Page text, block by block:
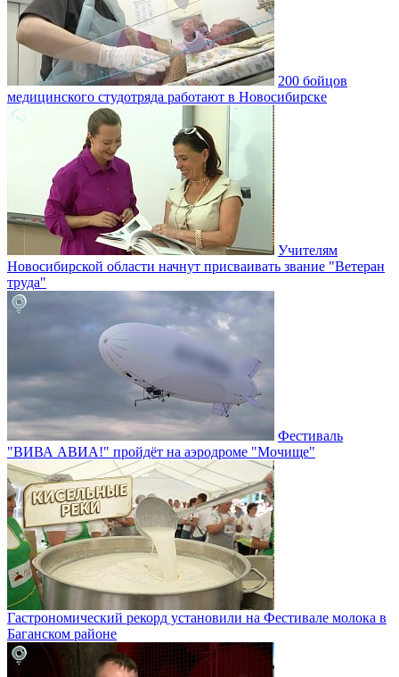
200 бойцов
медицинского студотряда работают в Новосибирске
Учителям
Новосибирской области начнут присваивать звание "Ветеран
труда"
Фестиваль
"ВИВА АВИА!" пройдёт на аэродроме "Мочище"
Гастрономический рекорд установили на Фестивале молока в
Баганском районе